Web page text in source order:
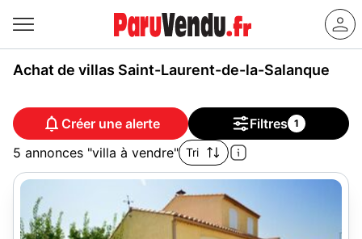
Achat de villas Saint-Laurent-de-la-Salanque
Créer une alerte Filtres 1
5 annonces "villa à vendre" Tri